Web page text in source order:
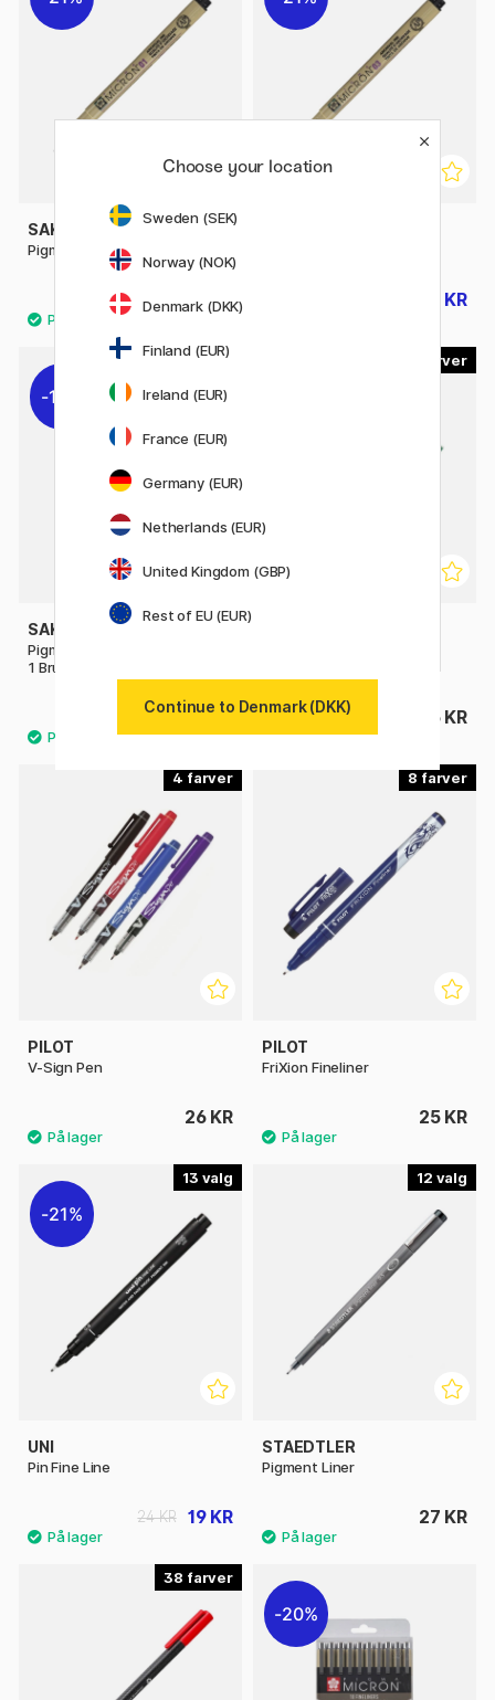
SAKURA
Pigma Micron Fineliner 01
22 KR
28 KR 22 KR
10%
SAKURA
Pigma Micron Fineliner 6-set +
1 Brush Pen + 1 PN
152 KR
169 KR 15 KR
4
PILOT
V-Sign Pen
26 KR
8
PILOT
FriXion Fineliner
25 KR
13
21%
UNI
Pin Fine Line
19 KR
24 KR
12
STAEDTLER
Pigment Liner
27 KR
38
20%
Choose your location
Sweden (SEK)
Norway (NOK)
Denmark (DKK)
Finland (EUR)
Ireland (EUR)
France (EUR)
Germany (EUR)
Netherlands (EUR)
United Kingdom (GBP)
Rest of EU (EUR)
Continue to Denmark (DKK)